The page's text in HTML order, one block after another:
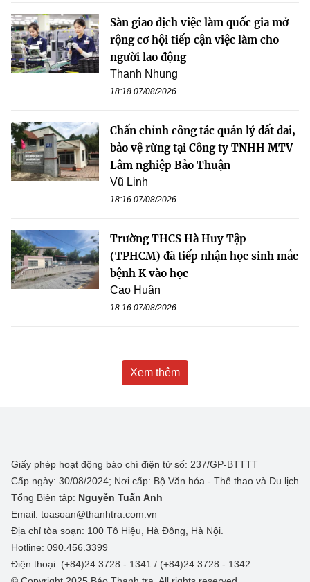
Sàn giao dịch việc làm quốc gia mở
rộng cơ hội tiếp cận việc làm cho
người lao động
Thanh Nhung
18:18 07/08/2026
Chấn chỉnh công tác quản lý đất đai,
bảo vệ rừng tại Công ty TNHH MTV
Lâm nghiệp Bảo Thuận
Vũ Linh
18:16 07/08/2026
Trường THCS Hà Huy Tập
(TPHCM) đã tiếp nhận học sinh mắc
bệnh K vào học
Cao Huân
18:16 07/08/2026
Xem thêm
Giấy phép hoạt động báo chí điện tử số: 237/GP-BTTTT
Cấp ngày: 30/08/2024; Nơi cấp: Bộ Văn hóa - Thể thao và Du lịch
Tổng Biên tập: Nguyễn Tuấn Anh
Email: toasoan@thanhtra.com.vn
Địa chỉ tòa soạn: 100 Tô Hiệu, Hà Đông, Hà Nội.
Hotline: 090.456.3399
Điện thoại: (+84)24 3728 - 1341 / (+84)24 3728 - 1342